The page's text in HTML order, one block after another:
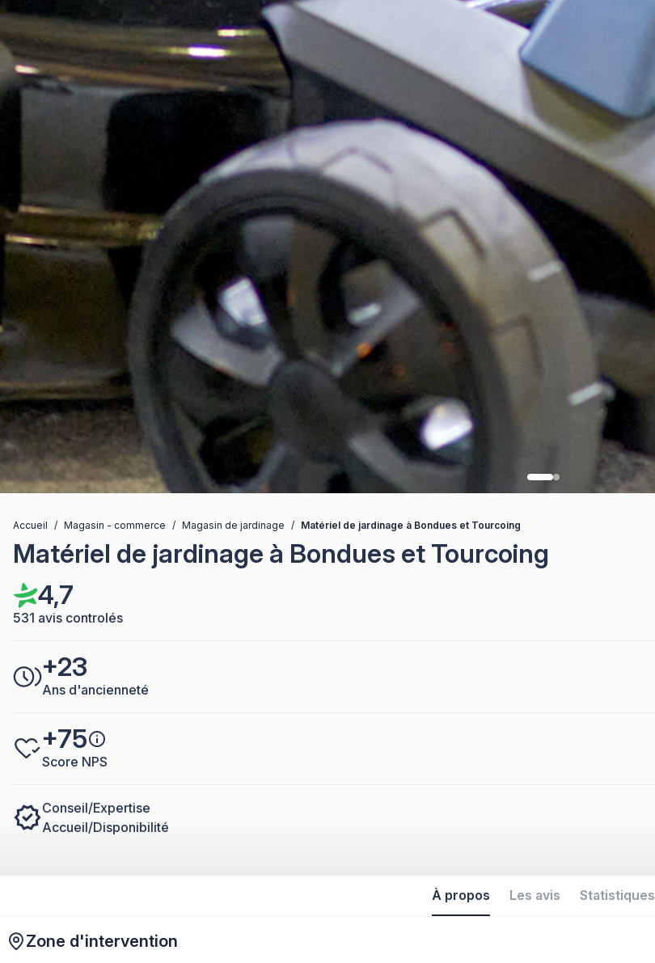
Accueil / Magasin - commerce / Magasin de jardinage / Matériel de jardinage à Bondues et Tourcoing
Matériel de jardinage à Bondues et Tourcoing
4,7
531 avis controlés
+23
Ans d'ancienneté
+75
Score NPS
Conseil/Expertise
Accueil/Disponibilité
À propos Les avis Statistiques
Zone d'intervention